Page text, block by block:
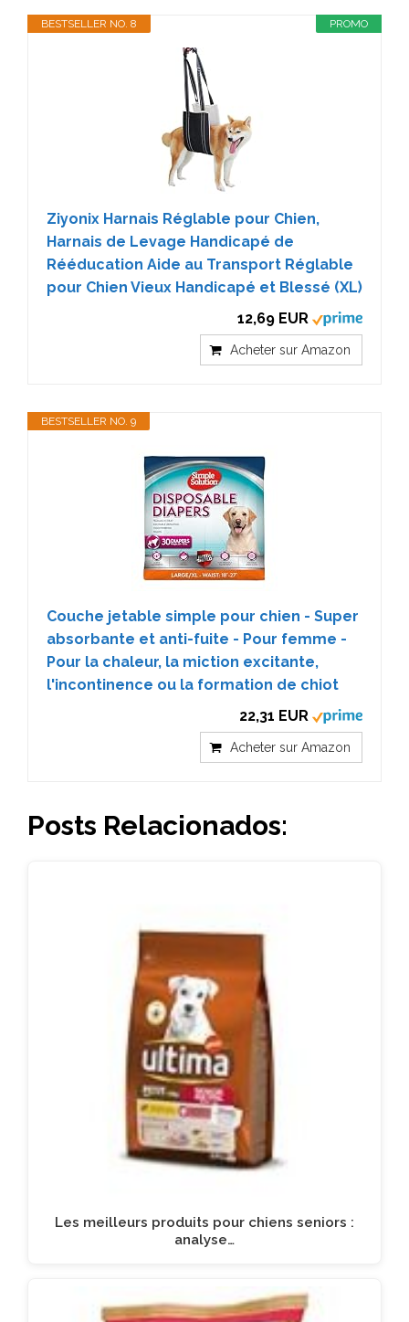
PROMO
BESTSELLER NO. 8
Ziyonix Harnais Réglable pour Chien,
Harnais de Levage Handicapé de
Rééducation Aide au Transport Réglable
pour Chien Vieux Handicapé et Blessé (XL)
12,69 EUR
Acheter sur Amazon
BESTSELLER NO. 9
Couche jetable simple pour chien - Super
absorbante et anti-fuite - Pour femme -
Pour la chaleur, la miction excitante,
l'incontinence ou la formation de chiot
22,31 EUR
Acheter sur Amazon
Posts Relacionados:
Les meilleurs produits pour chiens seniors :
analyse…